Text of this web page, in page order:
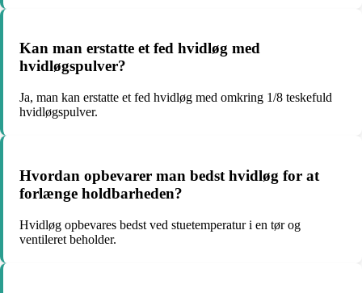
Kan man erstatte et fed hvidløg med
hvidløgspulver?
Ja, man kan erstatte et fed hvidløg med omkring 1/8 teskefuld
hvidløgspulver.
Hvordan opbevarer man bedst hvidløg for at
forlænge holdbarheden?
Hvidløg opbevares bedst ved stuetemperatur i en tør og
ventileret beholder.